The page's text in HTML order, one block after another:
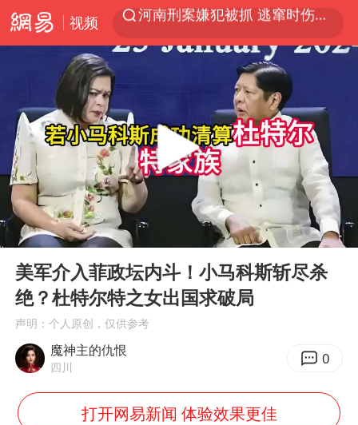
视频
光影经济撬动暑期消费新蓝海
陈思诚零点晒照为佟丽娅庆生
马克·艾伦退出斯诺克中国公开赛
郑丽文：台湾从来没有“独立”过
新疆优化调整景区内自驾服务费
情侣在平潭拍日出时坠崖致一死一伤
茅台部分直营店飞天茅台提价
白海豚将正面袭击贯穿浙江
酒店回应车内过夜被收150元
黄金牛市回来了吗
酒店花洒现排泄物住客索赔遭拒
杭州全市有序停课
Play
00:00 11:24
美军介入菲政坛内斗！小马科斯斩尽杀
绝？杜特尔特之女出国求破局
声明：个人原创，仅供参考
魔神主的仇恨
四川 0
打开网易新闻 体验效果更佳